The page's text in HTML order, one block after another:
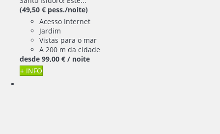
(49,50 € pess./noite)
Acesso Internet
Jardim
Vistas para o mar
A 200 m da cidade
desde 99,00 € / noite
+ INFO